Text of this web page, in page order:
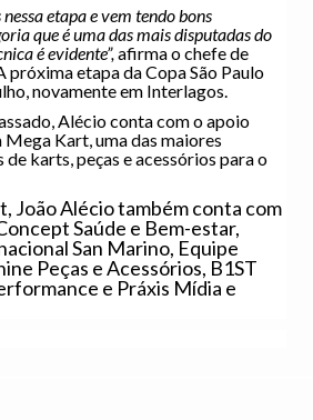
etapa e vem tendo bons
que é uma das mais disputadas do
é evidente”,afirma o chefe de
próxima etapa da Copa São Paulo
novamente em Interlagos.
Alécio conta com o apoio
Kart, uma das maiores
karts, peças e acessórios para o
João Alécio também conta com
Saúde e Bem-estar,
San Marino, Equipe
Peças e Acessórios, B1ST
e Práxis Mídia e